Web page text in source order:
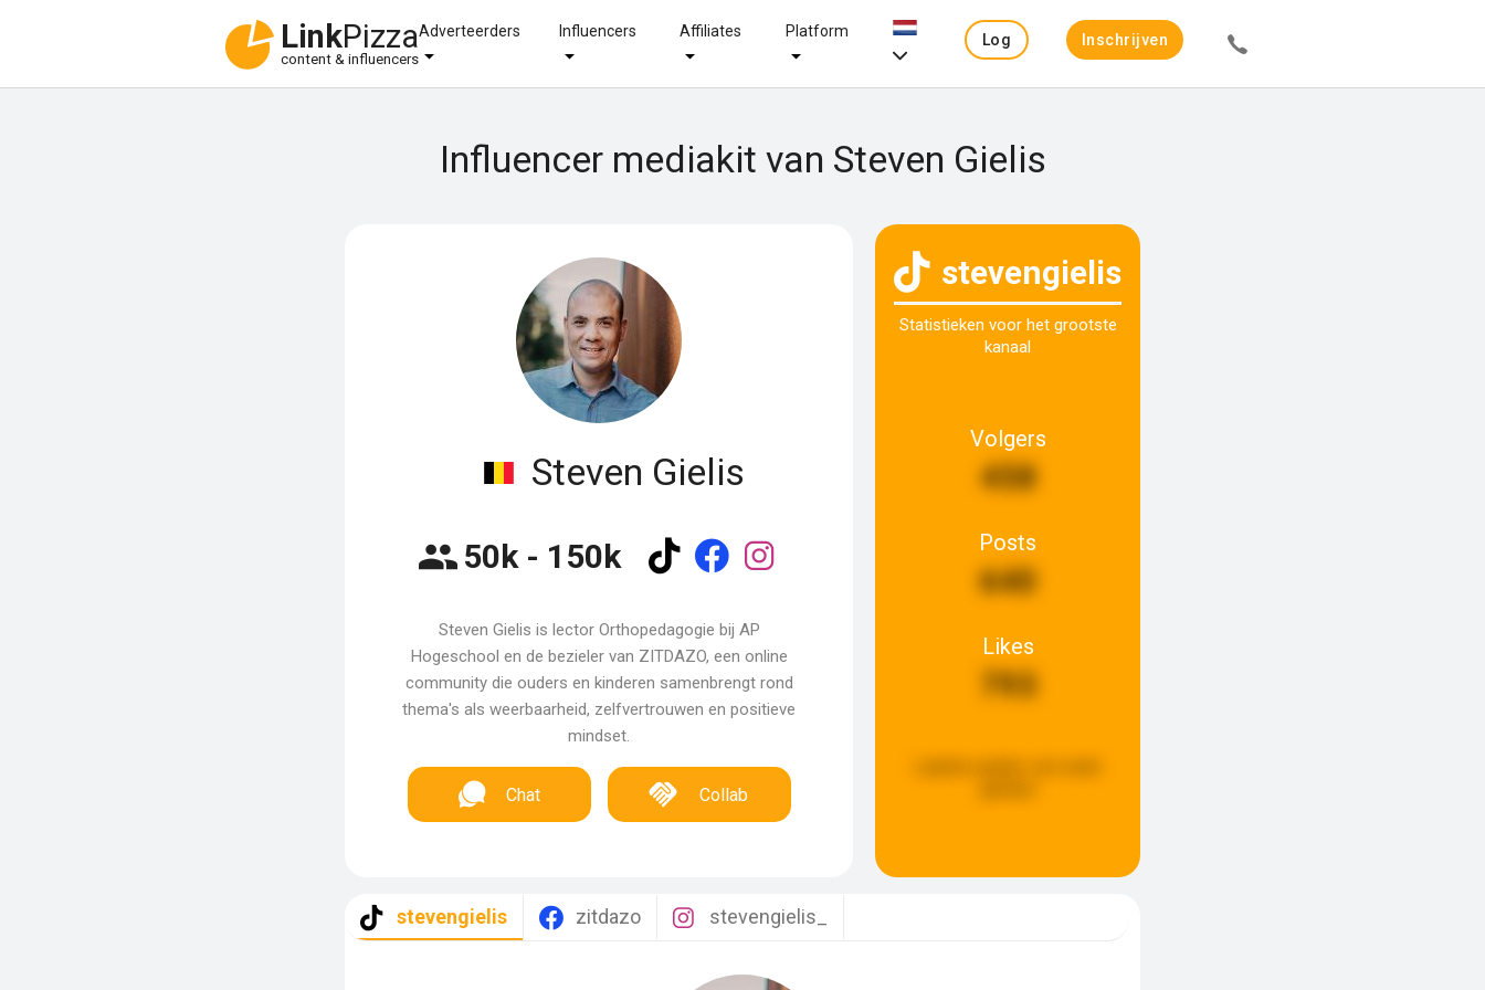
LinkPizza
content & influencers
Adverteerders Influencers Affiliates Platform
Log
Inschrijven
Influencer mediakit van Steven Gielis
Steven Gielis
50k - 150k
Steven Gielis is lector Orthopedagogie bij AP
Hogeschool en de bezieler van ZITDAZO, een online
community die ouders en kinderen samenbrengt rond
thema's als weerbaarheid, zelfvertrouwen en positieve
mindset.
Chat Collab
stevengielis
Statistieken voor het grootste
kanaal
Volgers
458
Posts
640
Likes
793
stevengielis zitdazo stevengielis_